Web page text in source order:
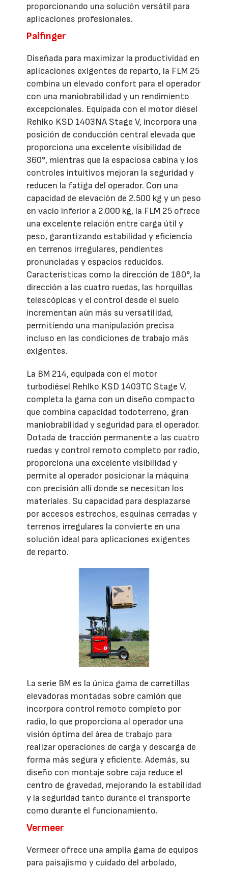
proporcionando una solución versátil para
aplicaciones profesionales.
Palfinger
Diseñada para maximizar la productividad en
aplicaciones exigentes de reparto, la FLM 25
combina un elevado confort para el operador
con una maniobrabilidad y un rendimiento
excepcionales. Equipada con el motor diésel
Rehlko KSD 1403NA Stage V, incorpora una
posición de conducción central elevada que
proporciona una excelente visibilidad de
360°, mientras que la espaciosa cabina y los
controles intuitivos mejoran la seguridad y
reducen la fatiga del operador. Con una
capacidad de elevación de 2.500 kg y un peso
en vacío inferior a 2.000 kg, la FLM 25 ofrece
una excelente relación entre carga útil y
peso, garantizando estabilidad y eficiencia
en terrenos irregulares, pendientes
pronunciadas y espacios reducidos.
Características como la dirección de 180°, la
dirección a las cuatro ruedas, las horquillas
telescópicas y el control desde el suelo
incrementan aún más su versatilidad,
permitiendo una manipulación precisa
incluso en las condiciones de trabajo más
exigentes.
La BM 214, equipada con el motor
turbodiésel Rehlko KSD 1403TC Stage V,
completa la gama con un diseño compacto
que combina capacidad todoterreno, gran
maniobrabilidad y seguridad para el operador.
Dotada de tracción permanente a las cuatro
ruedas y control remoto completo por radio,
proporciona una excelente visibilidad y
permite al operador posicionar la máquina
con precisión allí donde se necesitan los
materiales. Su capacidad para desplazarse
por accesos estrechos, esquinas cerradas y
terrenos irregulares la convierte en una
solución ideal para aplicaciones exigentes
de reparto.
La serie BM es la única gama de carretillas
elevadoras montadas sobre camión que
incorpora control remoto completo por
radio, lo que proporciona al operador una
visión óptima del área de trabajo para
realizar operaciones de carga y descarga de
forma más segura y eficiente. Además, su
diseño con montaje sobre caja reduce el
centro de gravedad, mejorando la estabilidad
y la seguridad tanto durante el transporte
como durante el funcionamiento.
Vermeer
Vermeer ofrece una amplia gama de equipos
para paisajismo y cuidado del arbolado,